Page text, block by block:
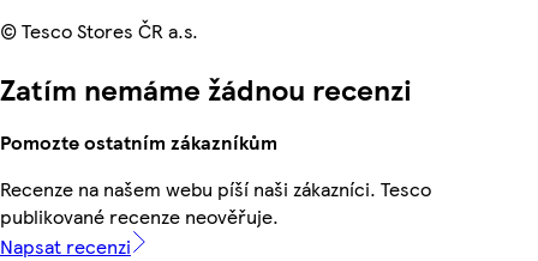
© Tesco Stores ČR a.s.
Zatím nemáme žádnou recenzi
Pomozte ostatním zákazníkům
Recenze na našem webu píší naši zákazníci. Tesco
publikované recenze neověřuje.
Napsat recenzi